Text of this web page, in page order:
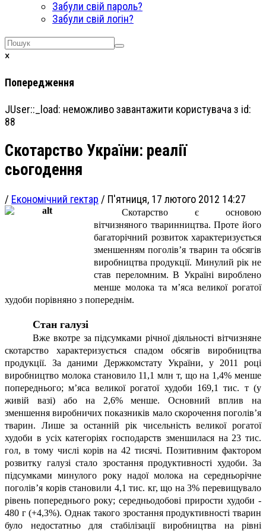
Забули свій пароль?
Забули свій логін?
×
Попередження
JUser::_load: неможливо завантажити користувача з id:
88
Скотарство України: реалії
сьогодення
/ Економічний гектар / П'ятниця, 17 лютого 2012 14:27
Скотарство є основою
вітчизняного тваринництва. Проте його
багаторічний розвиток характеризується
зменшенням поголів’я тварин та обсягів
виробництва продукції. Минулий рік не
став переломним. В Україні вироблено
менше молока та м’яса великої рогатої
худоби порівняно з попереднім.
Стан галузі
Вже вкотре за підсумками річної діяльності вітчизняне
скотарство характеризується спадом обсягів виробництва
продукції. За даними Держкомстату України, у 2011 році
виробництво молока становило 11,1 млн т, що на 1,4% менше
попереднього; м’яса великої рогатої худоби 169,1 тис. т (у
живій вазі) або на 2,6% менше. Основний вплив на
зменшення виробничих показників мало скорочення поголів’я
тварин. Лише за останній рік чисельність великої рогатої
худоби в усіх категоріях господарств зменшилася на 23 тис.
гол, в тому числі корів на 42 тисячі. Позитивним фактором
розвитку галузі стало зростання продуктивності худоби. За
підсумками минулого року надої молока на середньорічне
поголів’я корів становили 4,1 тис. кг, що на 3% перевищувало
рівень попереднього року; середньодобові прирости худоби -
480 г (+4,3%). Однак такого зростання продуктивності тварин
було недостатньо для стабілізації виробництва на рівні